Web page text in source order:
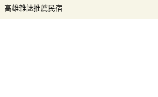
高雄雜誌推薦民宿